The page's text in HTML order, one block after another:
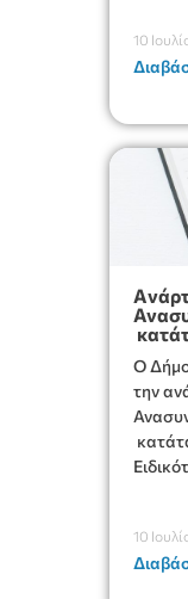
10
Ο
την
10